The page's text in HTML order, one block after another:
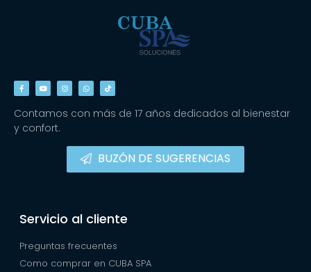
Contamos con más de 17 años dedicados al bienestar
y confort.
BUZÓN DE SUGERENCIAS
Servicio al cliente
Preguntas frecuentes
Como comprar en CUBA SPA